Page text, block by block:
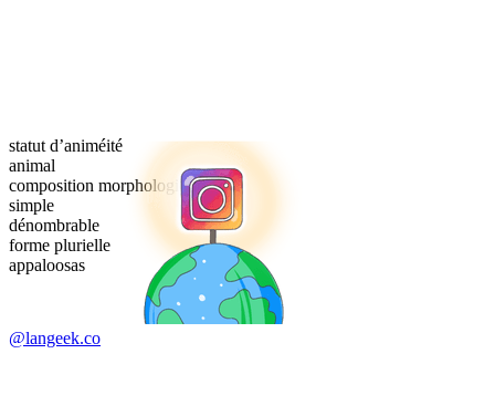
statut d’animéité
animal
composition morphologique
simple
dénombrable
forme plurielle
appaloosas
@langeek.co